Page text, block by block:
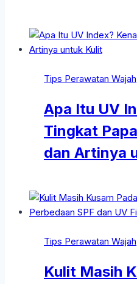
Tips Perawatan Wajah
Apa Itu UV
Tingkat
dan Artinya
Tips Perawatan Wajah
Kulit Masih